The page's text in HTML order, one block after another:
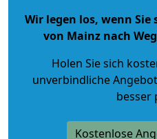
Wir legen los, wenn
von Mainz nach
Holen Sie sich
unverbindliche
besser
Kostenlose